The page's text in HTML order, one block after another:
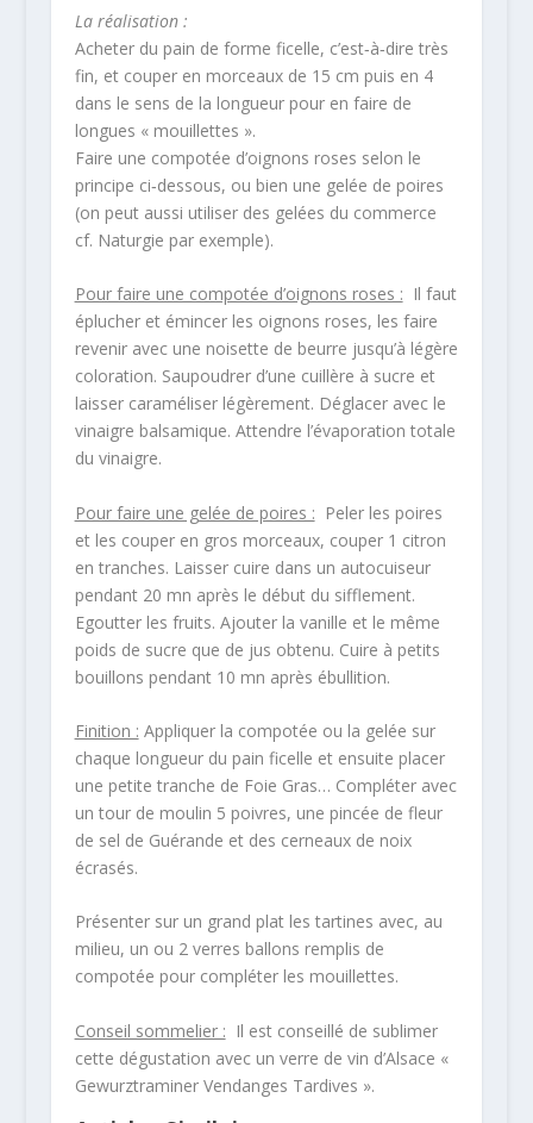
La réalisation :
Acheter du pain de forme ficelle, c’est‐à‐dire très
fin, et couper en morceaux de 15 cm puis en 4
dans le sens de la longueur pour en faire de
longues « mouillettes ».
Faire une compotée d’oignons roses selon le
principe ci‐dessous, ou bien une gelée de poires
(on peut aussi utiliser des gelées du commerce
cf. Naturgie par exemple).
Pour faire une compotée d’oignons roses : Il faut
éplucher et émincer les oignons roses, les faire
revenir avec une noisette de beurre jusqu’à légère
coloration. Saupoudrer d’une cuillère à sucre et
laisser caraméliser légèrement. Déglacer avec le
vinaigre balsamique. Attendre l’évaporation totale
du vinaigre.
Pour faire une gelée de poires : Peler les poires
et les couper en gros morceaux, couper 1 citron
en tranches. Laisser cuire dans un autocuiseur
pendant 20 mn après le début du sifflement.
Egoutter les fruits. Ajouter la vanille et le même
poids de sucre que de jus obtenu. Cuire à petits
bouillons pendant 10 mn après ébullition.
Finition : Appliquer la compotée ou la gelée sur
chaque longueur du pain ficelle et ensuite placer
une petite tranche de Foie Gras… Compléter avec
un tour de moulin 5 poivres, une pincée de fleur
de sel de Guérande et des cerneaux de noix
écrasés.
Présenter sur un grand plat les tartines avec, au
milieu, un ou 2 verres ballons remplis de
compotée pour compléter les mouillettes.
Conseil sommelier : Il est conseillé de sublimer
cette dégustation avec un verre de vin d’Alsace «
Gewurztraminer Vendanges Tardives ».